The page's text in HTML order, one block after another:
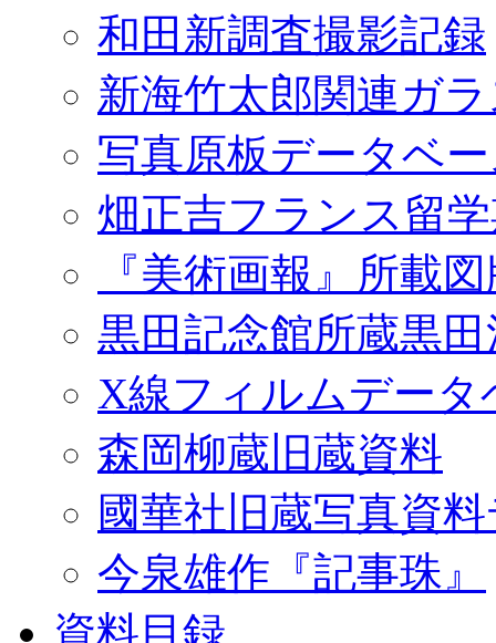
和田新調査撮影記録
新海竹太郎関連ガ
写真原板データベ
畑正吉フランス留
『美術画報』所載
黒田記念館所蔵黒
X線フィルムデータ
森岡柳蔵旧蔵資料
國華社旧蔵写真資
今泉雄作『記事珠』
資料目録